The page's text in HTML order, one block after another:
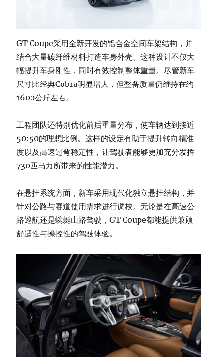
GT Coupe采用全新开发的铝合金空间车架结构，并
结合大量碳纤维材料打造车身外壳。这种设计不仅大
幅提升车身刚性，同时有效控制整体重量。尽管新车
尺寸比经典Cobra明显增大，但整备质量仍维持在约
1600公斤左右。
工程团队还特别优化前后重量分布，使车辆达到接近
50:50的理想比例。这样的设定有助于提升转向精准
度以及高速过弯稳定性，让驾驶者能够更加充分发挥
730匹马力所带来的性能潜力。
在悬挂系统方面，新车采用现代化独立悬挂结构，并
针对公路与赛道使用需求进行调校。无论是在高速公
路巡航还是蜿蜒山路驾驶，GT Coupe都能提供兼顾
舒适性与操控性的驾驶体验。